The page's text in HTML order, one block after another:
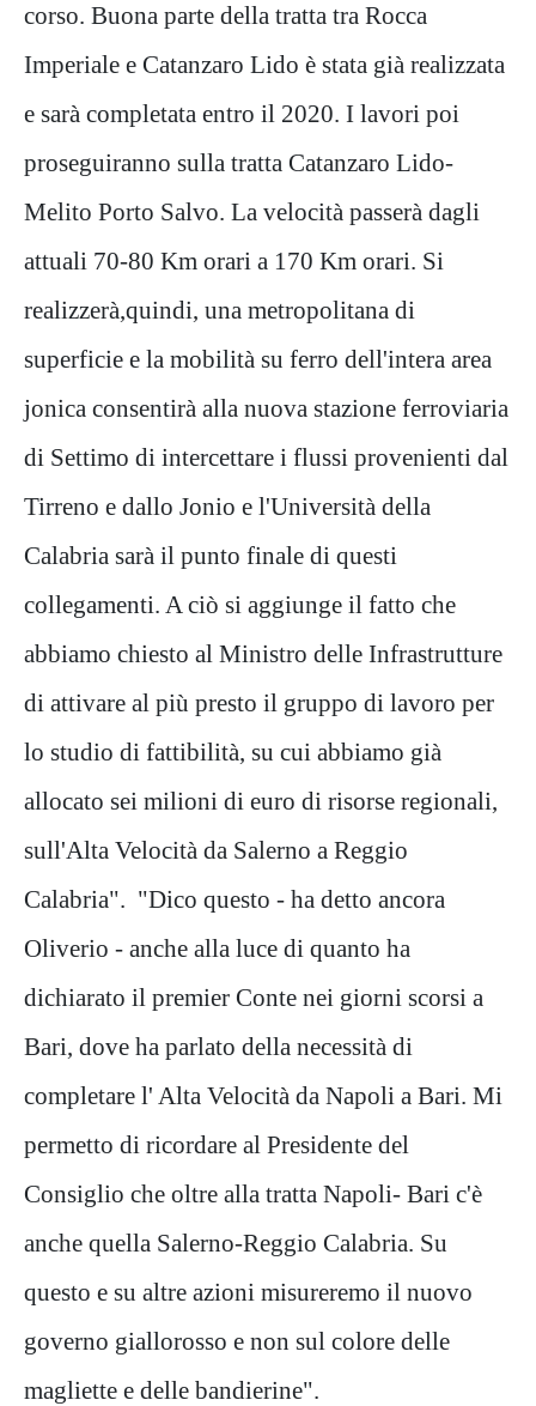
corso. Buona parte della tratta tra Rocca
Imperiale e Catanzaro Lido è stata già realizzata
e sarà completata entro il 2020. I lavori poi
proseguiranno sulla tratta Catanzaro Lido-
Melito Porto Salvo. La velocità passerà dagli
attuali 70-80 Km orari a 170 Km orari. Si
realizzerà,quindi, una metropolitana di
superficie e la mobilità su ferro dell'intera area
jonica consentirà alla nuova stazione ferroviaria
di Settimo di intercettare i flussi provenienti dal
Tirreno e dallo Jonio e l'Università della
Calabria sarà il punto finale di questi
collegamenti. A ciò si aggiunge il fatto che
abbiamo chiesto al Ministro delle Infrastrutture
di attivare al più presto il gruppo di lavoro per
lo studio di fattibilità, su cui abbiamo già
allocato sei milioni di euro di risorse regionali,
sull'Alta Velocità da Salerno a Reggio
Calabria". "Dico questo - ha detto ancora
Oliverio - anche alla luce di quanto ha
dichiarato il premier Conte nei giorni scorsi a
Bari, dove ha parlato della necessità di
completare l' Alta Velocità da Napoli a Bari. Mi
permetto di ricordare al Presidente del
Consiglio che oltre alla tratta Napoli- Bari c'è
anche quella Salerno-Reggio Calabria. Su
questo e su altre azioni misureremo il nuovo
governo giallorosso e non sul colore delle
magliette e delle bandierine".